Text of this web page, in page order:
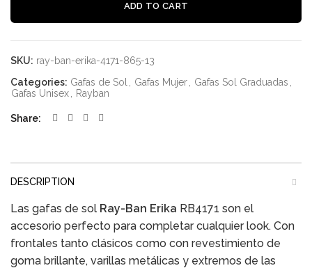
ADD TO CART
SKU: ray-ban-erika-4171-865-13
Categories: Gafas de Sol Gafas Mujer Gafas Sol Graduadas
Gafas Unisex
Rayban
Share
DESCRIPTION
Las gafas de sol Ray-Ban Erika RB4171 son el
accesorio perfecto para completar cualquier look. Con
frontales tanto clásicos como con revestimiento de
goma brillante, varillas metálicas y extremos de las